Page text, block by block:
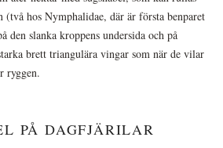
(två hos Nymphalidae, där är första benparet
den slanka kroppens undersida och på
brett triangulära vingar som när de vilar
ryggen.
PÅ DAGFJÄRILAR